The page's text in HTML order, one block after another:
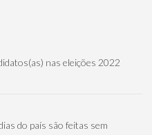
nas eleições 2022
do país são feitas sem